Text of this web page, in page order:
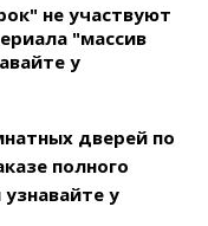
не участвуют
"массив
у
дверей по
полного
у